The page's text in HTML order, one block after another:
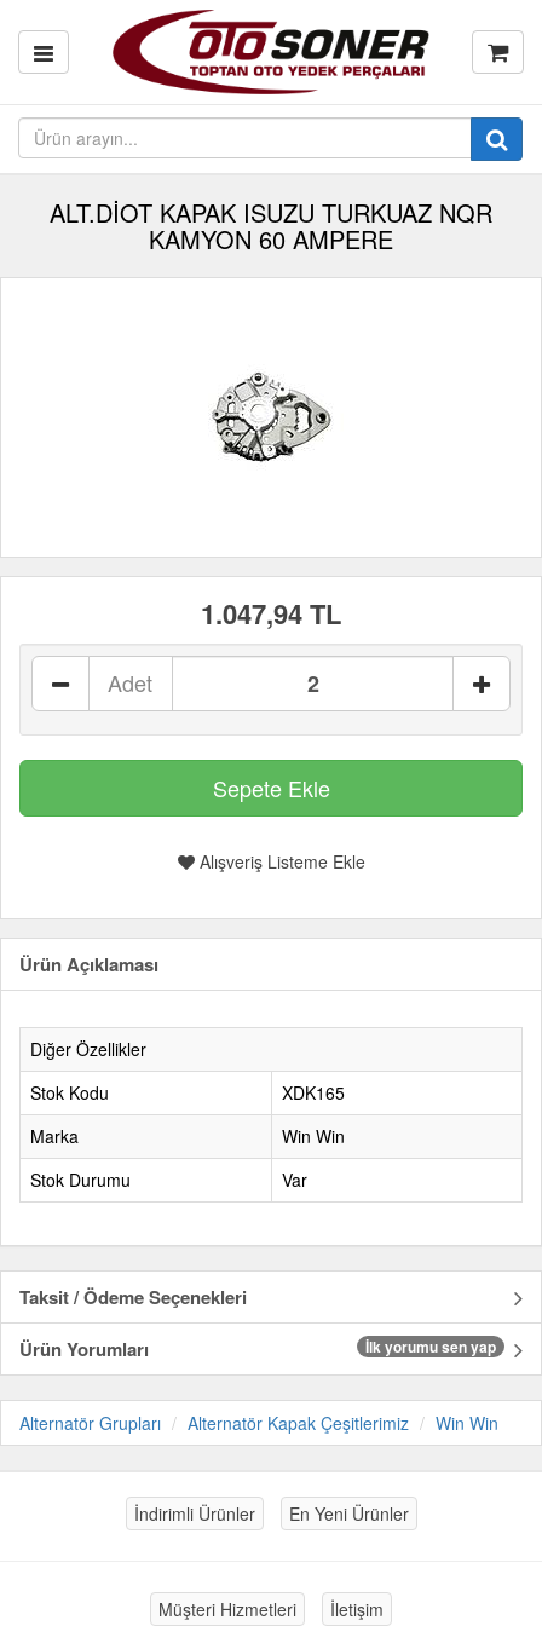
ALT.DİOT KAPAK ISUZU TURKUAZ NQR
KAMYON 60 AMPERE
1.047,94 TL
Adet
Alışveriş Listeme Ekle
Ürün Açıklaması
Diğer Özellikler
Stok Kodu
XDK165
Marka
Win Win
Stok Durumu
Var
Taksit / Ödeme Seçenekleri
Ürün Yorumları
İlk yorumu sen yap
Alternatör Grupları Alternatör Kapak Çeşitlerimiz Win Win
İndirimli Ürünler En Yeni Ürünler
Müşteri Hizmetleri İletişim